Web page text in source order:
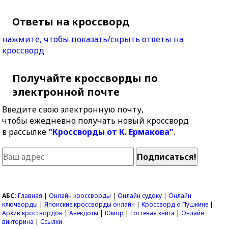
Ответы на кроссворд
нажмите, чтобы показать/скрыть ответы на
кроссворд
Получайте кроссворды по
электронной почте
Введите свою электронную почту,
чтобы ежедневно получать новый кроссворд
в рассылке "Кроссворды от К. Ермакова".
АБС: Главная |Онлайн кроссворды |Онлайн судоку |Онлайн
ключворды |Японские кроссворды онлайн |Кроссворд о Пушкине |
Архив кроссвордов |Анекдоты |Юмор |Гостевая книга |Онлайн
викторина |Ссылки